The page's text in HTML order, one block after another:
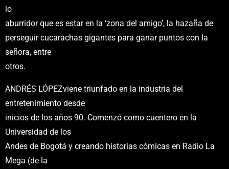
lo
aburridor que es estar en la ‘zona del amigo’, la hazaña de
perseguir cucarachas gigantes para ganar puntos con la
señora, entre
otros.
ANDRÉS LÓPEZviene triunfado en la industria del
entretenimiento desde
inicios de los años 90. Comenzó como cuentero en la
Universidad de los
Andes de Bogotá y creando historias cómicas en Radio La
Mega (de la